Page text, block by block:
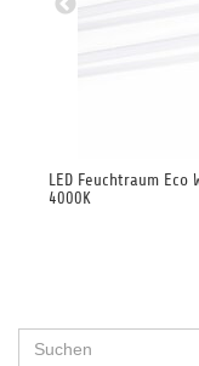
LED Feuchtraum Eco
4000K